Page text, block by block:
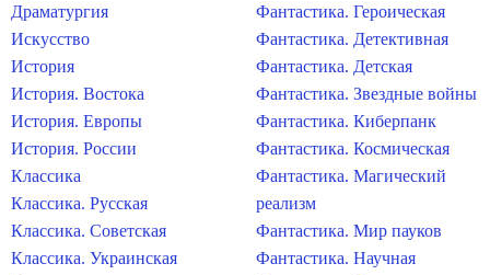
Драматургия
Искусство
История
История. Востока
История. Европы
История. России
Классика
Классика. Русская
Классика. Советская
Классика. Украинская
Фантастика. Героическая
Фантастика. Детективная
Фантастика. Детская
Фантастика. Звездные войны
Фантастика. Киберпанк
Фантастика. Космическая
Фантастика. Магический
реализм
Фантастика. Мир пауков
Фантастика. Научная